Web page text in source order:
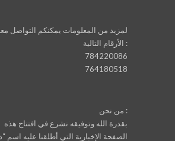
لمزيد من المعلومات يمكنكم التواصل
الأرقام التالية :
784220086
764180518
من نحن :
بقدرة الله وتوفيقه نشرع في افتتاح هذه
الصفحة الإخبارية التي أطلقنا عليه اسم